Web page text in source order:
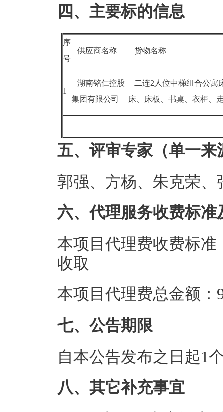
四、主要标的信息
序
号
供应商名称 货物名称
1
湖南铭仁控股
集团有限公司
二连2人位中梯组合公寓
床、床板、书桌、衣柜、
五、评审专家（单一
郭强、方杨、朱克荣
六、代理服务收费标准
本项目代理费收费标准
收取
本项目代理费总金额：
七、公告期限
自本公告发布之日起1
八、其它补充事宜